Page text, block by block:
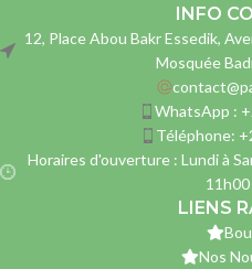
INFO
12, Place Abou Bakr Essedik,
Mosquée
WhatsApp :
Téléphone:
Horaires d'ouverture : Lundi à
LIENS
Nos